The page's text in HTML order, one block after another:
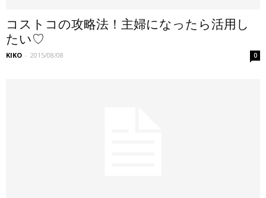
コストコの攻略法！主婦になったら活用し
たい♡
KIKO - 2015/08/08 0